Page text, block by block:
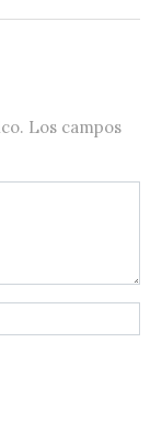
Los campos